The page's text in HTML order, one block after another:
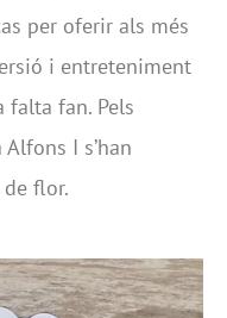
per oferir als més
i entreteniment
falta fan. Pels
I s’han
flor.